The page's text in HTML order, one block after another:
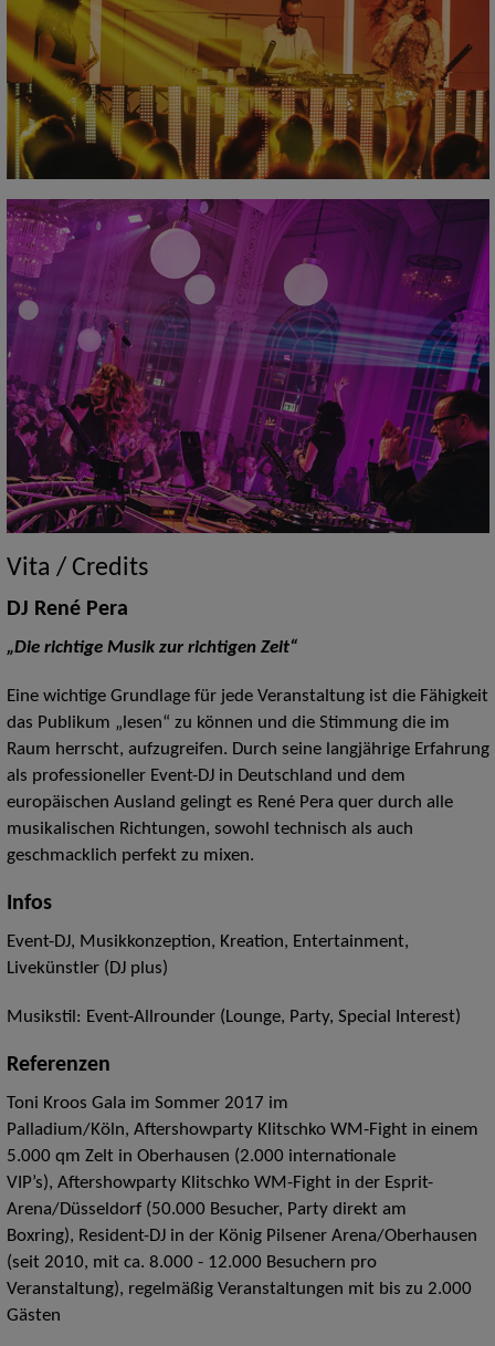
Vita / Credits
DJ René Pera
„Die richtige Musik zur richtigen Zeit“
Eine wichtige Grundlage für jede Veranstaltung ist die Fähigkeit
das Publikum „lesen“ zu können und die Stimmung die im
Raum herrscht, aufzugreifen. Durch seine langjährige Erfahrung
als professioneller Event-DJ in Deutschland und dem
europäischen Ausland gelingt es René Pera quer durch alle
musikalischen Richtungen, sowohl technisch als auch
geschmacklich perfekt zu mixen.
Infos
Event-DJ, Musikkonzeption, Kreation, Entertainment,
Livekünstler (DJ plus)
Musikstil: Event-Allrounder (Lounge, Party, Special Interest)
Referenzen
Toni Kroos Gala im Sommer 2017 im
Palladium/Köln, Aftershowparty Klitschko WM-Fight in einem
5.000 qm Zelt in Oberhausen (2.000 internationale
VIP’s), Aftershowparty Klitschko WM-Fight in der Esprit-
Arena/Düsseldorf (50.000 Besucher, Party direkt am
Boxring), Resident-DJ in der König Pilsener Arena/Oberhausen
(seit 2010, mit ca. 8.000 - 12.000 Besuchern pro
Veranstaltung), regelmäßig Veranstaltungen mit bis zu 2.000
Gästen